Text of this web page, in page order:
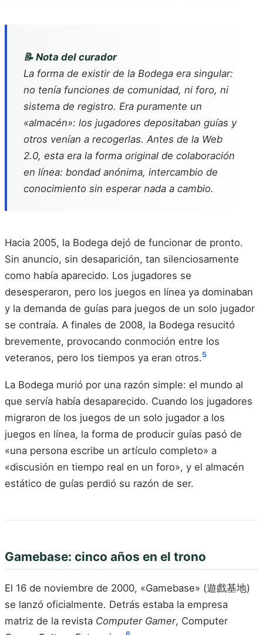
📝 Nota del curador
La forma de existir de la Bodega era singular:
no tenía funciones de comunidad, ni foro, ni
sistema de registro. Era puramente un
«almacén»: los jugadores depositaban guías y
otros venían a recogerlas. Antes de la Web
2.0, esta era la forma original de colaboración
en línea: bondad anónima, intercambio de
conocimiento sin esperar nada a cambio.
Hacia 2005, la Bodega dejó de funcionar de pronto.
Sin anuncio, sin desaparición, tan silenciosamente
como había aparecido. Los jugadores se
desesperaron, pero los juegos en línea ya dominaban
y la demanda de guías para juegos de un solo jugador
se contraía. A finales de 2008, la Bodega resucitó
brevemente, provocando conmoción entre los
veteranos, pero los tiempos ya eran otros.5
La Bodega murió por una razón simple: el mundo al
que servía había desaparecido. Cuando los jugadores
migraron de los juegos de un solo jugador a los
juegos en línea, la forma de producir guías pasó de
«una persona escribe un artículo completo» a
«discusión en tiempo real en un foro», y el almacén
estático de guías perdió su razón de ser.
Gamebase: cinco años en el trono
El 16 de noviembre de 2000, «Gamebase» (遊戲基地)
se lanzó oficialmente. Detrás estaba la empresa
matriz de la revista Computer Gamer, Computer